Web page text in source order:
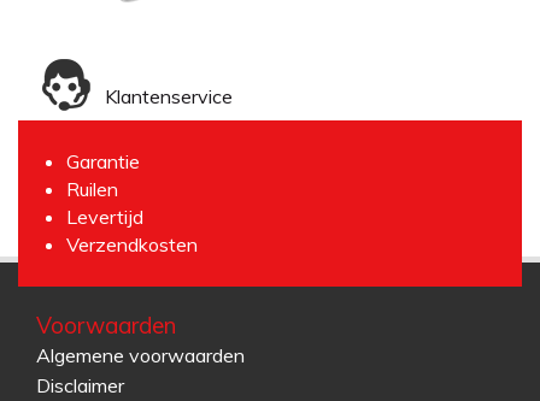
Klantenservice
Garantie
Ruilen
Levertijd
Verzendkosten
Voorwaarden
Algemene voorwaarden
Disclaimer